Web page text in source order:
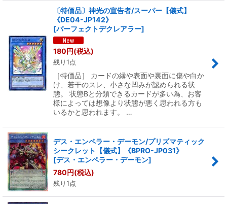
〔特価品〕神光の宣告者/スーパー【儀式】
《DE04-JP142》
[パーフェクトデクレアラー]
180円(税込)
残り1点
［特価品］ カードの縁や表面や裏面に傷や白か
け、若干のスレ、小さな凹みが認められる状
態。 状態Bと分類できるカードが多い為、お客
様によっては想像より状態が悪く思われる方も
いるかと思われます。 …
デス・エンペラー・デーモン/プリズマティック
シークレット【儀式】《BPRO-JP031》
[デス・エンペラー・デーモン]
780円(税込)
残り1点